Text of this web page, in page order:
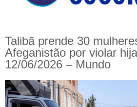
Talibã prende 30
Afeganistão por violar
12/06/2026 – Mundo